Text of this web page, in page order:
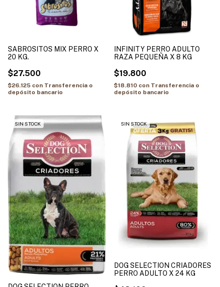
SABROSITOS MIX PERRO X
20 KG.
$27.500
$26.125 con Transferencia o
depósito bancario
INFINITY PERRO ADULTO
RAZA PEQUEÑA X 8 KG
$19.800
$18.810 con Transferencia o
depósito bancario
SIN STOCK SIN STOCK
DOG SELECTION CRIADORES
PERRO ADULTO X 24 KG